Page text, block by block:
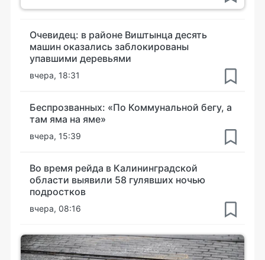
Очевидец: в районе Виштынца десять
машин оказались заблокированы
упавшими деревьями
вчера, 18:31
Беспрозванных: «По Коммунальной бегу, а
там яма на яме»
вчера, 15:39
Во время рейда в Калининградской
области выявили 58 гулявших ночью
подростков
вчера, 08:16